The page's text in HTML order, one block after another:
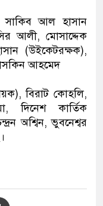
সাকিব আল হাসান
আলী, মোসাদ্দেক
(উইকেটরক্ষক),
আহমেদ
বিরাট কোহলি,
দিনেশ কার্তিক
অশ্বিন, ভুবনেশ্বর